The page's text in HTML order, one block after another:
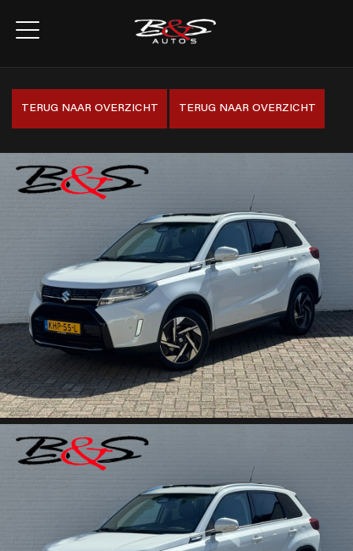
TERUG NAAR OVERZICHT TERUG NAAR OVERZICHT